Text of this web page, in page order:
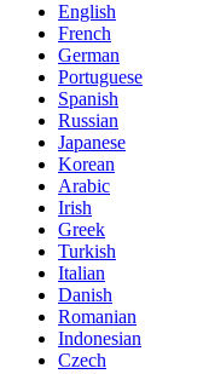
English
French
German
Portuguese
Spanish
Russian
Japanese
Korean
Arabic
Irish
Greek
Turkish
Italian
Danish
Romanian
Indonesian
Czech